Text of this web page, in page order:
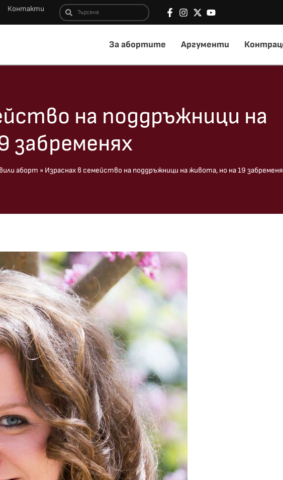
Контакти
За абортите Аргументи
на поддръжници на
забременях
аборт » Израснах в семейство на поддръжници на живота, но на 19